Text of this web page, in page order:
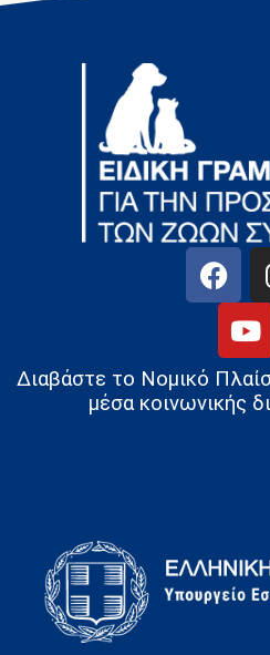
Διαβάστε το Νομικό
μέσα κοινωνικής